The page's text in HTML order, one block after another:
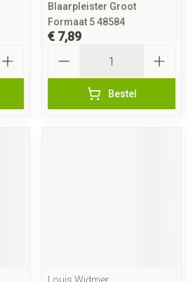
Blaarpleister Groot
Formaat 5 48584
€ 7,89
Bestel